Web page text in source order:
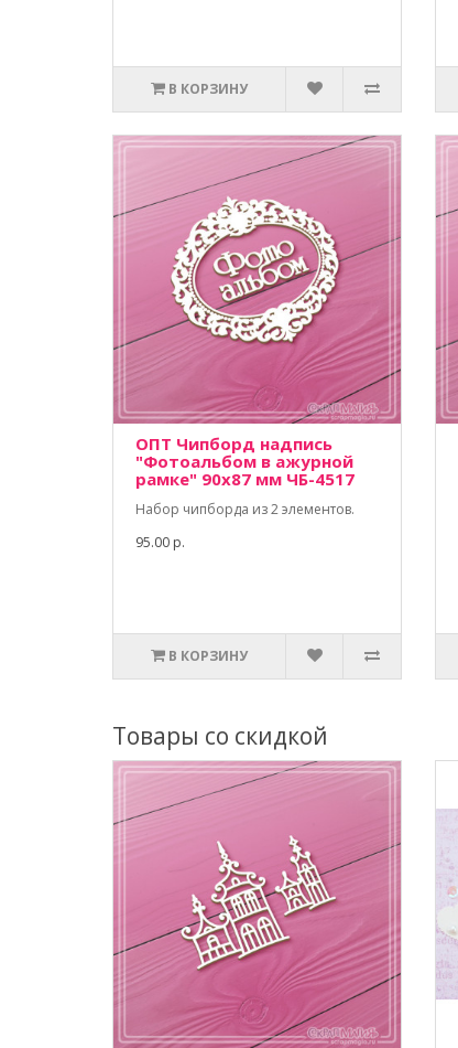
В КОРЗИНУ
ОПТ Чипборд надпись
"Фотоальбом в ажурной
рамке" 90х87 мм ЧБ-4517
Набор чипборда из 2 элементов.
95.00 р.
В КОРЗИНУ
Товары со скидкой